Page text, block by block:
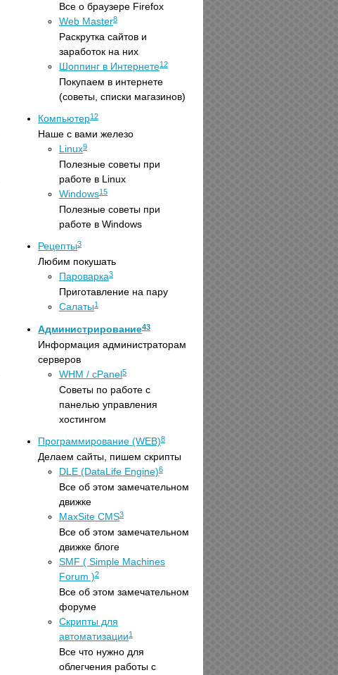
Все о браузере Firefox
Web Master8
Раскрутка сайтов и
заработок на них
Шоппинг в Интернете12
Покупаем в интернете
(советы, списки магазинов)
Компьютер12
Наше с вами железо
Linux9
Полезные советы при
работе в Linux
Windows15
Полезные советы при
работе в Windows
Рецепты3
Любим покушать
Пароварка3
Приготавление на пару
Салаты1
Администрирование43
Информация администраторам
серверов
WHM / cPanel5
Советы по работе с
панелью управления
хостингом
Программирование (WEB)8
Делаем сайты, пишем скрипты
DLE (DataLife Engine)6
Все об этом замечательном
движке
MaxSite CMS3
Все об этом замечательном
движке блоге
SMF ( Simple Machines
Forum )2
Все об этом замечательном
форуме
Скрипты для
автоматизации1
Все что нужно для
облегчения работы с